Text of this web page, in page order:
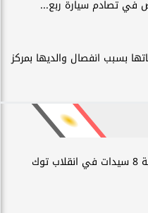
بسبب انفصال والديها بمركز
بالأسماء.. إصابة 8 سيدات في انقلاب توك